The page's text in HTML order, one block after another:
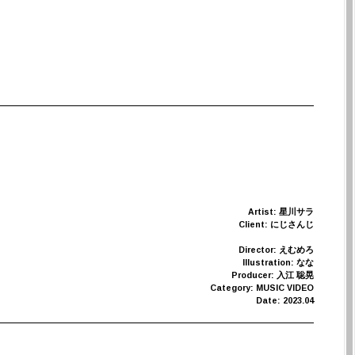
Artist: 星川サラ
Client: にじさんじ
Director: えむめろ
Illustration: なな
Producer: 入江 聡晃
Category: MUSIC VIDEO
Date: 2023.04